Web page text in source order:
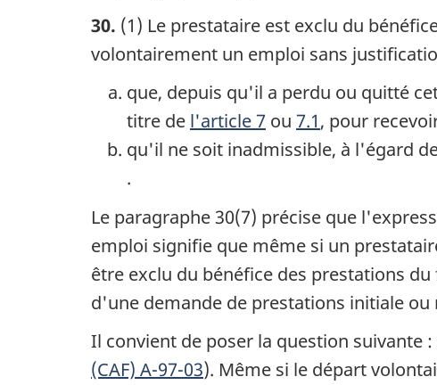
30. (1) Le prestataire est exclu du
volontairement un emploi sans
que, depuis qu'il a perdu ou quitté
titre de l'article 7 ou 7.1, pour
qu'il ne soit inadmissible, à l'égard
.
Le paragraphe 30(7) précise que
emploi signifie que même si un
être exclu du bénéfice des prestations
d'une demande de prestations initiale ou
Il convient de poser la question suivante
(CAF) A-97-03). Même si le départ